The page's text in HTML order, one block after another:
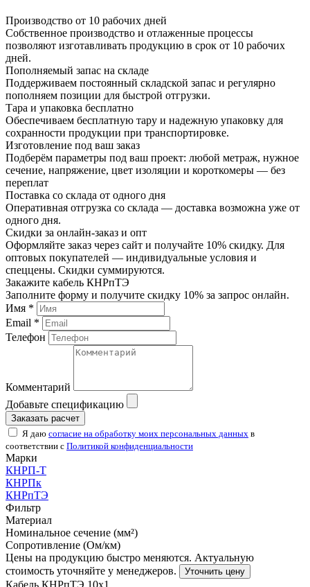
Производство от 10 рабочих дней
Собственное производство и отлаженные процессы
позволяют изготавливать продукцию в срок от 10 рабочих
дней.
Пополняемый запас на складе
Поддерживаем постоянный складской запас и регулярно
пополняем позиции для быстрой отгрузки.
Тара и упаковка бесплатно
Обеспечиваем бесплатную тару и надежную упаковку для
сохранности продукции при транспортировке.
Изготовление под ваш заказ
Подберём параметры под ваш проект: любой метраж, нужное
сечение, напряжение, цвет изоляции и короткомеры — без
переплат
Поставка со склада от одного дня
Оперативная отгрузка со склада — доставка возможна уже от
одного дня.
Скидки за онлайн-заказ и опт
Оформляйте заказ через сайт и получайте 10% скидку. Для
оптовых покупателей — индивидуальные условия и
спеццены. Скидки суммируются.
Закажите кабель КНРпТЭ
Заполните форму и получите скидку 10% за запрос онлайн.
Имя *
Email *
Телефон
Комментарий
Добавьте спецификацию
Заказать расчет
Я даю согласие на обработку моих персональных данных в
соответствии с Политикой конфиденциальности
Марки
КНРП-Т
КНРПк
КНРпТЭ
Фильтр
Материал
Номинальное сечение (мм²)
Сопротивление (Ом/км)
Цены на продукцию быстро меняются. Актуальную
стоимость уточняйте у менеджеров.
Уточнить цену
Кабель КНРпТЭ 10х1